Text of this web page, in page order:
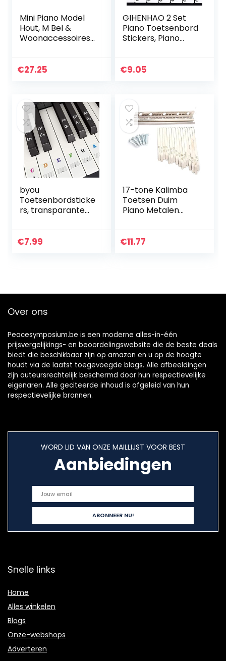
Mini Piano Model
Hout, M Bel &
Woonaccessoires
Muziekinstrument
Kerstmis
Verjaardag
€27.25
GIHENHAO 2 Set
Piano Toetsenbord
Stickers, Piano
Keys,
€9.05
byou
Toetsenbordsticke
rs, transparante
stickers voor
toetsenbord
€7.99
17-tone Kalimba
Toetsen Duim
Piano Metalen
Percussie Sleutel
€11.77
Over ons
Peacesymposium.be is een moderne alles-in-één
prijsvergelijkings- en beoordelingswebsite die de beste deals
biedt die beschikbaar zijn op amazon en u op de hoogte
houdt via de laatst toegevoegde blogs. Alle afbeeldingen
zijn auteursrechtelijk beschermd door hun respectievelijke
eigenaren. Alle geciteerde inhoud is afgeleid van hun
respectievelijke bronnen.
WORD LID VAN ONZE MAILLIJST VOOR BEST
Aanbiedingen
Snelle links
Home
Alles winkelen
Blogs
Onze-webshops
Adverteren